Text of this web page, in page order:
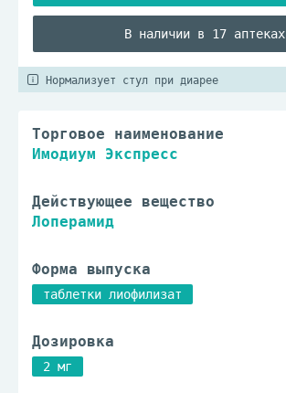
В наличии в 17 аптеках
Нормализует стул при диарее
Торговое наименование
Имодиум Экспресс
Действующее вещество
Лоперамид
Форма выпуска
таблетки лиофилизат
Дозировка
2 мг